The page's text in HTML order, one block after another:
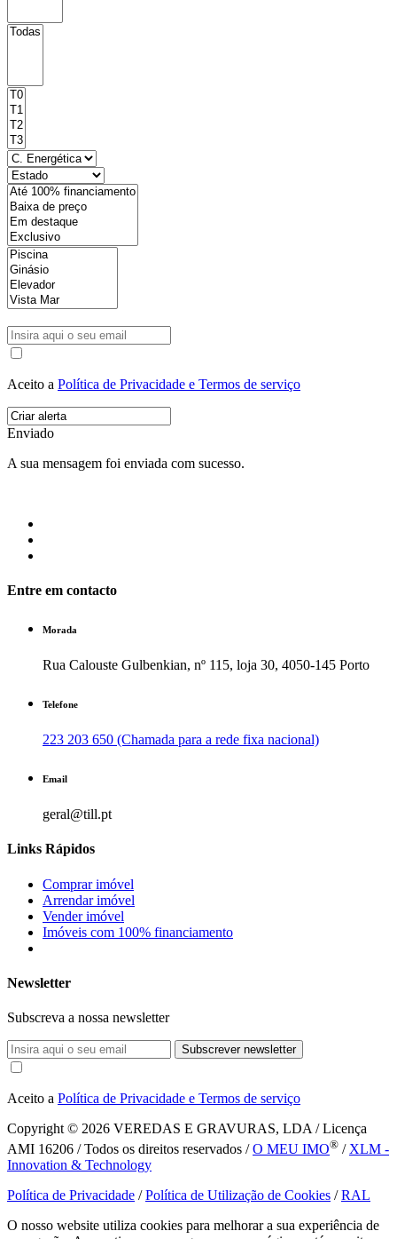
Aceito a Política de Privacidade e Termos de serviço
Enviado
A sua mensagem foi enviada com sucesso.
Entre em contacto
Morada
Rua Calouste Gulbenkian, nº 115, loja 30, 4050-145 Porto
Telefone
223 203 650 (Chamada para a rede fixa nacional)
Email
geral@till.pt
Links Rápidos
Comprar imóvel
Arrendar imóvel
Vender imóvel
Imóveis com 100% financiamento
Newsletter
Subscreva a nossa newsletter
Subscrever newsletter
Aceito a Política de Privacidade e Termos de serviço
Copyright © 2026 VEREDAS E GRAVURAS, LDA / Licença
AMI 16206 / Todos os direitos reservados /O MEU IMO® / XLM -
Innovation & Technology
Política de Privacidade /Política de Utilização de Cookies /RAL
O nosso website utiliza cookies para melhorar a sua experiência de